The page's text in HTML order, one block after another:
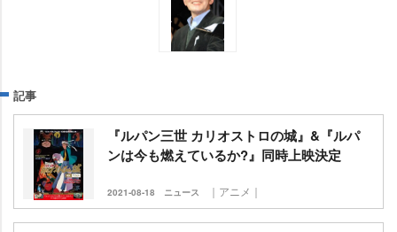
記事
『ルパン三世 カリオストロの城』&『ルパ
ンは今も燃えているか?』同時上映決定
2021-08-18 ニュース ｜アニメ｜